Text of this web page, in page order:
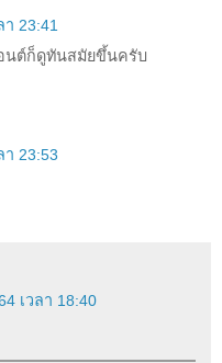
23:41
นต์ก็ดูทันสมัยขึ้นครับ
า 23:53
เวลา 18:40